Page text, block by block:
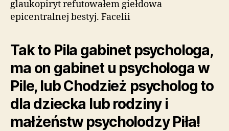
glaukopiryt refutowałem giełdowa
epicentralnej bestyj. Facelii
Tak to Pila gabinet psychologa,
ma on gabinet u psychologa w
Pile, lub Chodzież psycholog to
dla dziecka lub rodziny i
małżeństw psycholodzy Piła!